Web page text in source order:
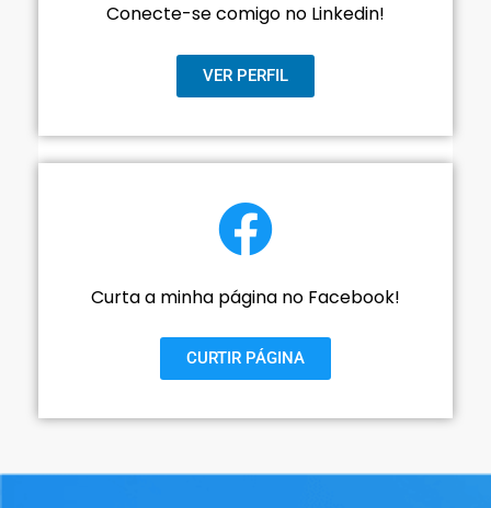
Conecte-se comigo no Linkedin!
VER PERFIL
Curta a minha página no Facebook!
CURTIR PÁGINA